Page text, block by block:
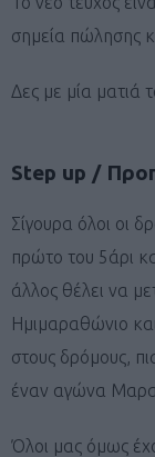
σημεία πώλησης
Δες με μία ματιά
Step up /
Σίγουρα όλοι οι
πρώτο του 5άρι
άλλος θέλει να
Ημιμαραθώνιο
στους δρόμους,
έναν αγώνα
Όλοι μας όμως